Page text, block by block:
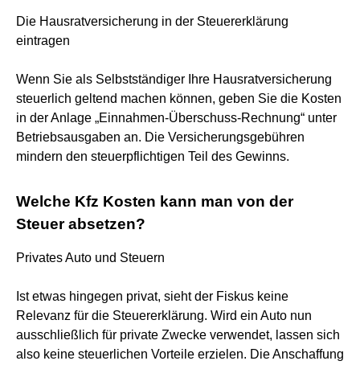
Die Hausratversicherung in der Steuererklärung
eintragen
Wenn Sie als Selbstständiger Ihre Hausratversicherung
steuerlich geltend machen können, geben Sie die Kosten
in der Anlage „Einnahmen-Überschuss-Rechnung“ unter
Betriebsausgaben an. Die Versicherungsgebühren
mindern den steuerpflichtigen Teil des Gewinns.
Welche Kfz Kosten kann man von der
Steuer absetzen?
Privates Auto und Steuern
Ist etwas hingegen privat, sieht der Fiskus keine
Relevanz für die Steuererklärung. Wird ein Auto nun
ausschließlich für private Zwecke verwendet, lassen sich
also keine steuerlichen Vorteile erzielen. Die Anschaffung